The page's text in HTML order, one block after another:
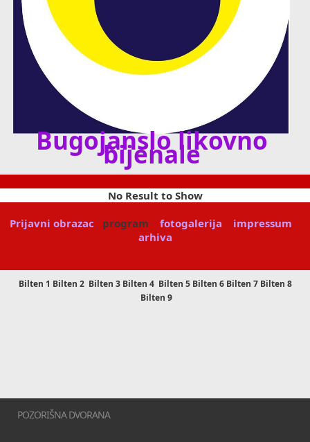
Bugojanslo likovno
bijenale
No Result to Show
Prijavni obrazac
program fotogalerija
impressum
arhiva
Bilten 1 Bilten 2 Bilten 3 Bilten 4 Bilten 5 Bilten 6 Bilten 7 Bilten 8
Bilten 9
POZORIŠNA DVORANA